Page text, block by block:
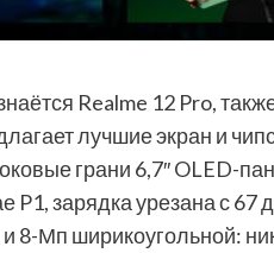
Realme 12 Pro,
лучшие экран и
грани 6,7″ OLED-
P1, зарядка урезана с 67
Мп ширикоугольной: